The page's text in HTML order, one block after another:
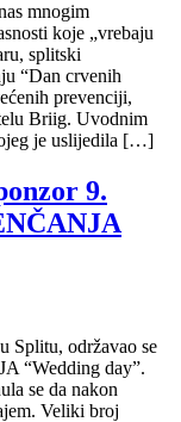
mnogim
koje „vrebaju
splitski
“Dan crvenih
prevenciji,
Briig. Uvodnim
je uslijedila […]
9.
Splitu, održavao se
“Wedding day”.
se da nakon
Veliki broj